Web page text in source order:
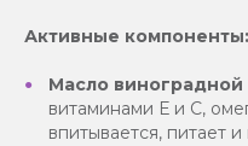
Активные компоненты:
Масло виноградной
витаминами Е и С,
впитывается, питает и